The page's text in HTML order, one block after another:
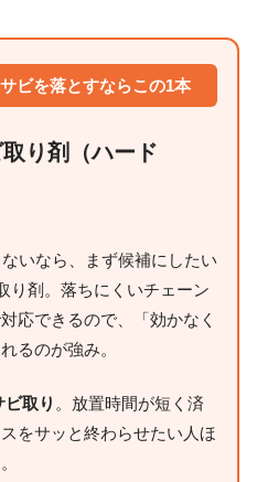
ビを落とすならこの1本
り剤（ハード
いなら、まず候補にしたい
り剤。落ちにくいチェーン
応できるので、「効かなく
るのが強み。
取り 。放置時間が短く済
をサッと終わらせたい人ほ